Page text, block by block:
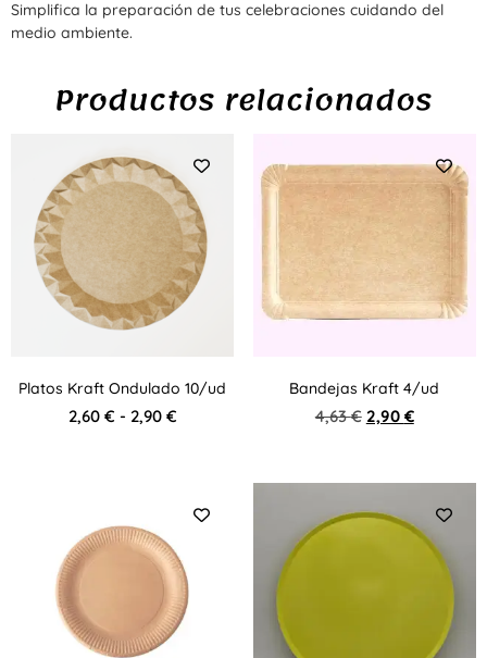
Simplifica la preparación de tus celebraciones cuidando del
medio ambiente.
Productos relacionados
Platos Kraft Ondulado 10/ud
2,60 € - 2,90 €
Bandejas Kraft 4/ud
4,63€ 2,90 €